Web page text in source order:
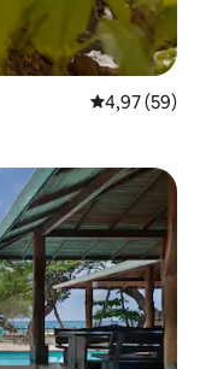
Note
4,97 (59)
aimés